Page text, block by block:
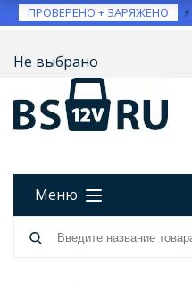
ПРОВЕРЕНО + ЗАРЯЖЕНО ⚡
Не выбрано
Меню